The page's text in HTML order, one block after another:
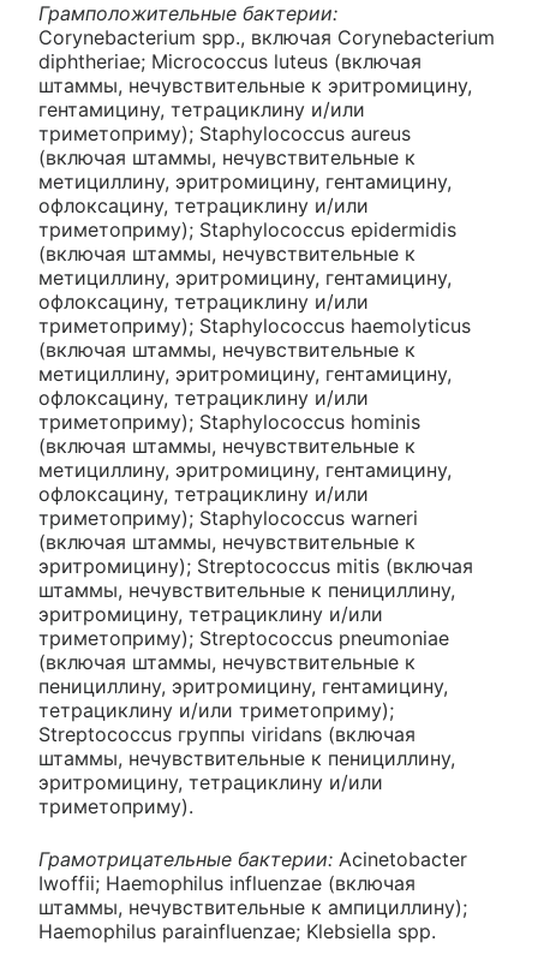
Грамположительные бактерии:
Corynebacterium spp., включая Corynebacterium
diphtheriae; Micrococcus luteus (включая
штаммы, нечувствительные к эритромицину,
гентамицину, тетрациклину и/или
триметоприму); Staphylococcus aureus
(включая штаммы, нечувствительные к
метициллину, эритромицину, гентамицину,
офлоксацину, тетрациклину и/или
триметоприму); Staphylococcus epidermidis
(включая штаммы, нечувствительные к
метициллину, эритромицину, гентамицину,
офлоксацину, тетрациклину и/или
триметоприму); Staphylococcus haemolyticus
(включая штаммы, нечувствительные к
метициллину, эритромицину, гентамицину,
офлоксацину, тетрациклину и/или
триметоприму); Staphylococcus hominis
(включая штаммы, нечувствительные к
метициллину, эритромицину, гентамицину,
офлоксацину, тетрациклину и/или
триметоприму); Staphylococcus warneri
(включая штаммы, нечувствительные к
эритромицину); Streptococcus mitis (включая
штаммы, нечувствительные к пенициллину,
эритромицину, тетрациклину и/или
триметоприму); Streptococcus pneumoniae
(включая штаммы, нечувствительные к
пенициллину, эритромицину, гентамицину,
тетрациклину и/или триметоприму);
Streptococcus группы viridans (включая
штаммы, нечувствительные к пенициллину,
эритромицину, тетрациклину и/или
триметоприму).
Грамотрицательные бактерии: Acinetobacter
Iwoffii; Haemophilus influenzae (включая
штаммы, нечувствительные к ампициллину);
Haemophilus parainfluenzae; Klebsiella spp.